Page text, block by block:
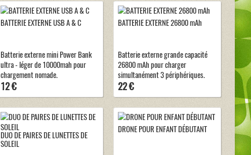
BATTERIE EXTERNE USB A & C
Batterie externe mini Power Bank
ultra - léger de 10000mah pour
chargement nomade.
12 €
BATTERIE EXTERNE 26800 mAh
Batterie externe grande capacité
26800 mAh pour charger
simultanément 3 périphériques.
22 €
DUO DE PAIRES DE LUNETTES DE
SOLEIL
DRONE POUR ENFANT DÉBUTANT